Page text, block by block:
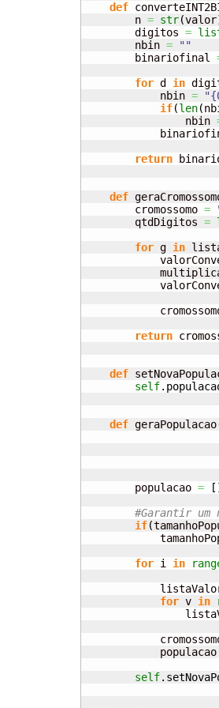
def
        n
= str(valor
        digitos
=
        nbin
=
""
        binariofinal
for d in
            nbin
=
if(len(
                nbin
return
def
        cromossomo
=
        qtdDigitos
=
for g in
return
def
self.
def geraPopulacao
        populacao
= [ ]
#Garantir um
if(
for i in
for v in
self.